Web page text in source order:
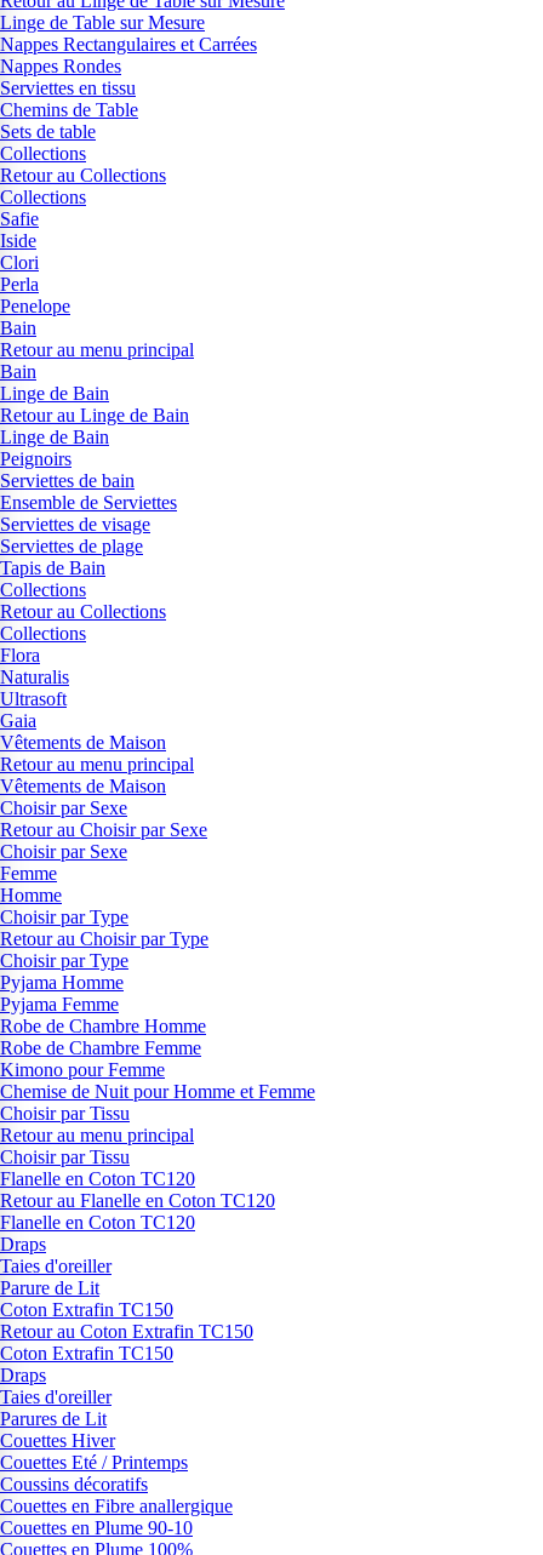
Linge de Table sur Mesure
Nappes Rectangulaires et Carrées
Nappes Rondes
Serviettes en tissu
Chemins de Table
Sets de table
Collections
Retour au Collections
Collections
Safie
Iside
Clori
Perla
Penelope
Bain
Retour au menu principal
Bain
Linge de Bain
Retour au Linge de Bain
Linge de Bain
Peignoirs
Serviettes de bain
Ensemble de Serviettes
Serviettes de visage
Serviettes de plage
Tapis de Bain
Collections
Retour au Collections
Collections
Flora
Naturalis
Ultrasoft
Gaia
Vêtements de Maison
Retour au menu principal
Vêtements de Maison
Choisir par Sexe
Retour au Choisir par Sexe
Choisir par Sexe
Femme
Homme
Choisir par Type
Retour au Choisir par Type
Choisir par Type
Pyjama Homme
Pyjama Femme
Robe de Chambre Homme
Robe de Chambre Femme
Kimono pour Femme
Chemise de Nuit pour Homme et Femme
Choisir par Tissu
Retour au menu principal
Choisir par Tissu
Flanelle en Coton TC120
Retour au Flanelle en Coton TC120
Flanelle en Coton TC120
Draps
Taies d'oreiller
Parure de Lit
Coton Extrafin TC150
Retour au Coton Extrafin TC150
Coton Extrafin TC150
Draps
Taies d'oreiller
Parures de Lit
Couettes Hiver
Couettes Eté / Printemps
Coussins décoratifs
Couettes en Fibre anallergique
Couettes en Plume 90-10
Couettes en Plume 100%